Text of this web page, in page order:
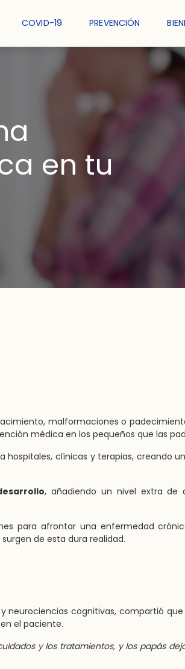
COVID-19 PREVENCIÓN
en tu
malformaciones o
médica en los pequeños que las
clínicas y terapias, creando
, añadiendo un nivel extra de
para afrontar una enfermedad
de esta dura realidad.
neurociencias cognitivas, compartió
el paciente.
y los tratamientos, y los papás